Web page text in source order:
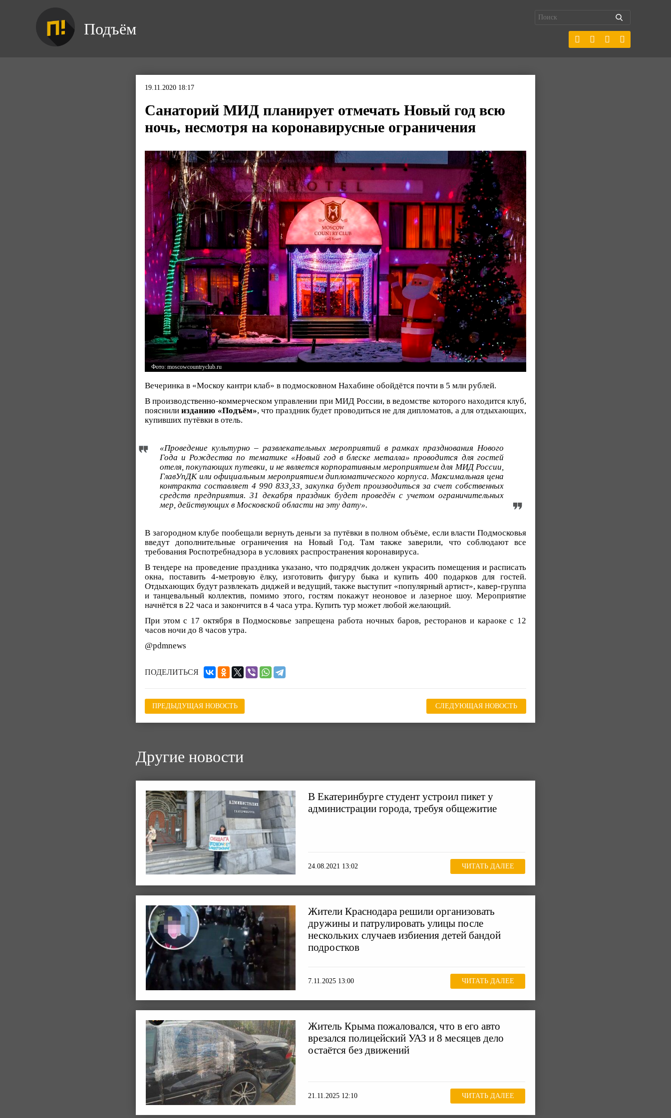
Подъём
19.11.2020 18:17
Санаторий МИД планирует отмечать Новый год всю
ночь, несмотря на коронавирусные ограничения
Фото: moscowcountryclub.ru
Вечеринка в «Москоу кантри клаб» в подмосковном Нахабине обойдётся почти в 5 млн рублей.
В производственно-коммерческом управлении при МИД России, в ведомстве которого находится клуб,
пояснилиизданию «Подъём», что праздник будет проводиться не для дипломатов, а для отдыхающих,
купивших путёвки в отель.
«Проведение культурно – развлекательных мероприятий в рамках празднования Нового
Года и Рождества по тематике «Новый год в блеске металла» проводится для гостей
отеля, покупающих путевки, и не является корпоративным мероприятием для МИД России,
ГлавУпДК или официальным мероприятием дипломатического корпуса. Максимальная цена
контракта составляет 4 990 833,33, закупка будет производиться за счет собственных
средств предприятия. 31 декабря праздник будет проведён с учетом ограничительных
мер, действующих в Московской области на эту дату».
В загородном клубе пообещали вернуть деньги за путёвки в полном объёме, если власти Подмосковья
введут дополнительные ограничения на Новый Год. Там также заверили, что соблюдают все
требования Роспотребнадзора в условиях распространения коронавируса.
В тендере на проведение праздника указано, что подрядчик должен украсить помещения и расписать
окна, поставить 4-метровую ëлку, изготовить фигуру быка и купить 400 подарков для гостей.
Отдыхающих будут развлекать диджей и ведущий, также выступит «популярный артист», кавер-группа
и танцевальный коллектив, помимо этого, гостям покажут неоновое и лазерное шоу. Мероприятие
начнётся в 22 часа и закончится в 4 часа утра. Купить тур может любой желающий.
При этом с 17 октября в Подмосковье запрещена работа ночных баров, ресторанов и караоке с 12
часов ночи до 8 часов утра.
@pdmnews
ПОДЕЛИТЬСЯ
ПРЕДЫДУЩАЯ НОВОСТЬ СЛЕДУЮЩАЯ НОВОСТЬ
Другие новости
В Екатеринбурге студент устроил пикет у
администрации города, требуя общежитие
24.08.2021 13:02 ЧИТАТЬ ДАЛЕЕ
Жители Краснодара решили организовать
дружины и патрулировать улицы после
нескольких случаев избиения детей бандой
подростков
7.11.2025 13:00 ЧИТАТЬ ДАЛЕЕ
Житель Крыма пожаловался, что в его авто
врезался полицейский УАЗ и 8 месяцев дело
остаётся без движений
21.11.2025 12:10 ЧИТАТЬ ДАЛЕЕ